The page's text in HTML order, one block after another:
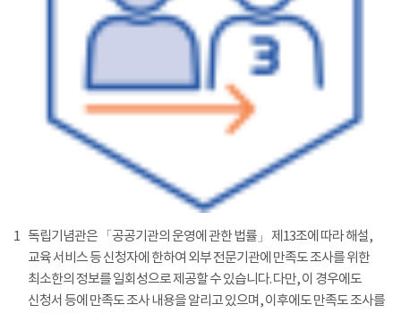
1 독립기념관은 「공공기관의 운영에 관한 법률」 제13조에 따라 해설,
교육 서비스 등 신청자에 한하여 외부 전문기관에 만족도 조사를 위한
최소한의 정보를 일회성으로 제공할 수 있습니다. 다만, 이 경우에도
신청서 등에 만족도 조사 내용을 알리고 있으며, 이후에도 만족도 조사를